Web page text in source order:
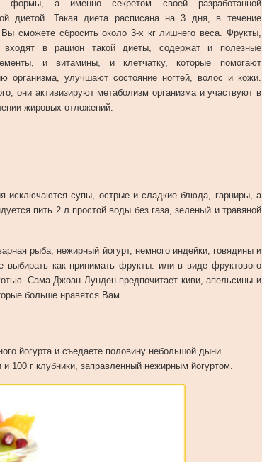
формы, а именно секретом своей разработанной
диетой. Такая диета расписана на 3 дня, в течение
Вы сможете сбросить около 3-х кг лишнего веса. Фрукты,
входят в рацион такой диеты, содержат и полезные
и витамины, и клетчатку, которые помогают
организма, улучшают состояние ногтей, волос и кожи.
они активизируют метаболизм организма и участвуют в
жировых отложений.
исключаются супы, острые и сладкие блюда, гарниры, а
пить 2 л простой воды без газа, зеленый и травяной
рыба, нежирный йогурт, немного индейки, говядины и
как принимать фрукты: или в виде фруктового
Сама Джоан Лунден предпочитает киви, апельсины и
больше нравятся Вам.
йогурта и съедаете половину небольшой дыни.
100 г клубники, заправленный нежирным йогуртом.